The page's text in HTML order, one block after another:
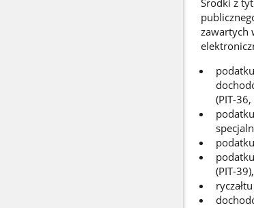
Środki z
zawartych
(PIT-36,
(PIT-39),